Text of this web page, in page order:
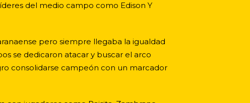
del medio campo como Edison Y
pero siempre llegaba la igualdad
se dedicaron atacar y buscar el arco
consolidarse campeón con un marcador